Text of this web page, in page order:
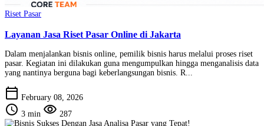
Riset Pasar
Layanan Jasa Riset Pasar Online di Jakarta
Dalam menjalankan bisnis online, pemilik bisnis harus melalui proses riset
pasar. Kegiatan ini dilakukan guna mengumpulkan hingga menganalisis data
yang nantinya berguna bagi keberlangsungan bisnis. R...
calendar_today February 08, 2026
schedule 3 min visibility 287